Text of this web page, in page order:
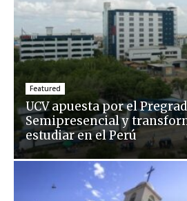
Featured
UCV apuesta por el
Semipresencial y
estudiar en el Perú